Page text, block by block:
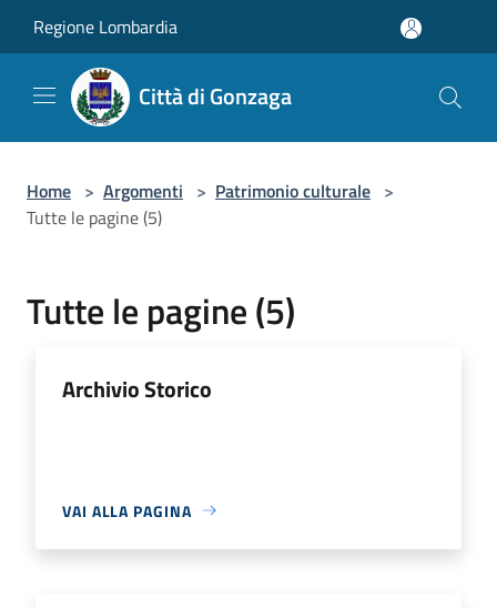
Regione Lombardia
Città di Gonzaga
Home > Argomenti > Patrimonio culturale >
Tutte le pagine (5)
Tutte le pagine (5)
Archivio Storico
VAI ALLA PAGINA